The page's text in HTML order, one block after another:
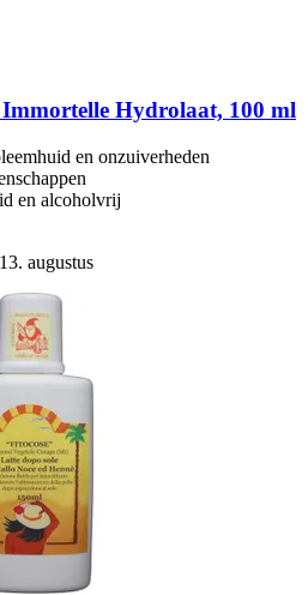
Immortelle Hydrolaat, 100 ml
en onzuiverheden
en alcoholvrij
augustus